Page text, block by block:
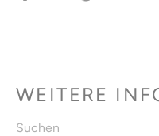
WEITERE
Suchen